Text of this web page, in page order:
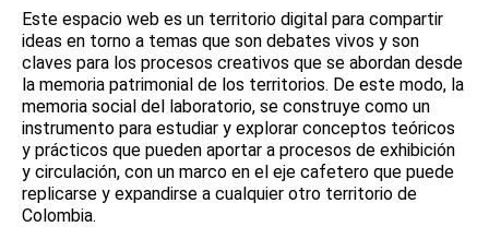
Este espacio web es un territorio digital para compartir
ideas en torno a temas que son debates vivos y son
claves para los procesos creativos que se abordan desde
la memoria patrimonial de los territorios. De este modo, la
memoria social del laboratorio, se construye como un
instrumento para estudiar y explorar conceptos teóricos
y prácticos que pueden aportar a procesos de exhibición
y circulación, con un marco en el eje cafetero que puede
replicarse y expandirse a cualquier otro territorio de
Colombia.